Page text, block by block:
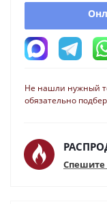
Не нашли нужный
обязательно
Спешите